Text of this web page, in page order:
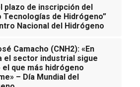
plazo de inscripción del
Tecnologías de Hidrógeno”
Nacional del Hidrógeno
Camacho (CNH2): «En
el sector industrial sigue
el que más hidrógeno
– Día Mundial del